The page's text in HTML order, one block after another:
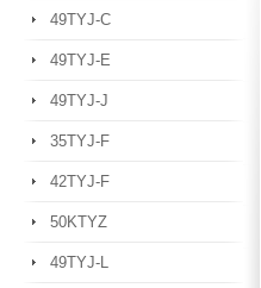
49TYJ-C
49TYJ-E
49TYJ-J
35TYJ-F
42TYJ-F
50KTYZ
49TYJ-L